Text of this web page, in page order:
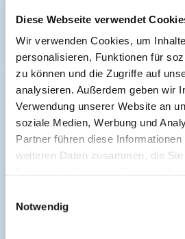
Diese Webseite verwendet
Wir verwenden Cookies, um
personalisieren, Funktionen für
zu können und die Zugriffe auf
analysieren. Außerdem geben wir
Verwendung unserer Website an
soziale Medien, Werbung und
Partner führen diese
weiteren Daten zusammen, die
Notwendig
Bayerische
Kostenfrei